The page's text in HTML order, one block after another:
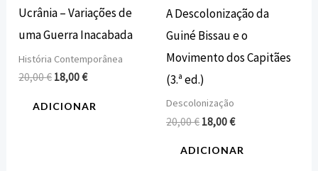
Ucrânia – Variações de
uma Guerra Inacabada
História Contemporânea
20,00€ 18,00€
ADICIONAR
A Descolonização da
Guiné Bissau e o
Movimento dos Capitães
(3.ª ed.)
Descolonização
20,00€ 18,00€
ADICIONAR